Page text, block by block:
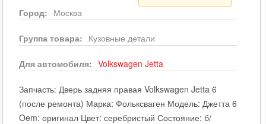
Город: Москва
Группа товара: Кузовные детали
Для автомобиля: Volkswagen Jetta
Запчасть: Дверь задняя правая Volkswagen Jetta 6
(после ремонта) Марка: Фольксваген Модель: Джетта 6
Oem: оригинал Цвет: серебристый Состояние: б/